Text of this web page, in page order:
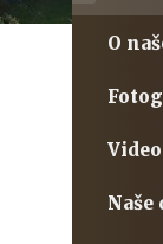
O
Video